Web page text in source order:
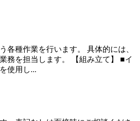
各種作業を行います。 具体的には、
務を担当します。 【組み立て】 ■イ
使用し...